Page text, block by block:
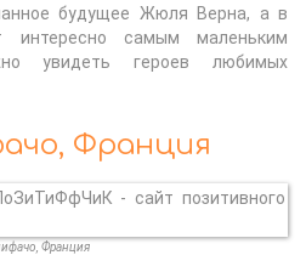
будущее Жюля Верна, а в
интересно самым маленьким
увидеть героев любимых
Франция
Франция